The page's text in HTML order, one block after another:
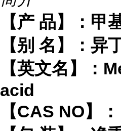
【产 品】： 甲
【别 名】： 异
【英文名】：
acid
【CAS NO】